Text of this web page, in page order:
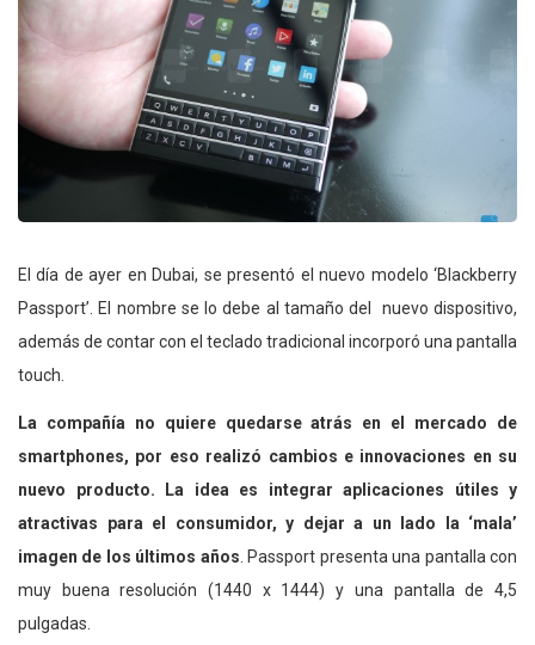
El día de ayer en Dubai, se presentó el nuevo modelo ‘Blackberry
Passport’. El nombre se lo debe al tamaño del nuevo dispositivo,
además de contar con el teclado tradicional incorporó una pantalla
touch.
La compañía no quiere quedarse atrás en el mercado de
smartphones, por eso realizó cambios e innovaciones en su
nuevo producto. La idea es integrar aplicaciones útiles y
atractivas para el consumidor, y dejar a un lado la ‘mala’
imagen de los últimos años . Passport presenta una pantalla con
muy buena resolución (1440 x 1444) y una pantalla de 4,5
pulgadas.